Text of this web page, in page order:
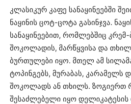
კლასიკურ კაფე სანაყინეებში
ნაყინის ცოტ-ცოტა გასინჯვა.
სანაყინეებით, რომლებშიც
შოკოლადის, მარწყვისა და
ბურთულები იყო. მთელ ამ
ტოპინგებს, მურაბას, კარამელს
შოკოლადს ან თხილს. ზოგიერთ
შესაძლებელი იყო დელიკატესის